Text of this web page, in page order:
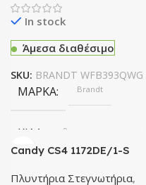
In stock
Άμεσα διαθέσιμο
SKU: BRANDT WFB393QWG
ΜΆΡΚΑ Brandt
ΚΙΛΆ 9
ΛΕΙΤΟΥΡΓΊΑ ΑΤΜΟΎ
Candy CS4 1172DE/1-S
Πλυντήρια Στεγνωτήρια,